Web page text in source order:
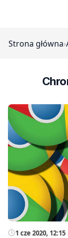
Strona główna›
1 cze 2020, 12:15